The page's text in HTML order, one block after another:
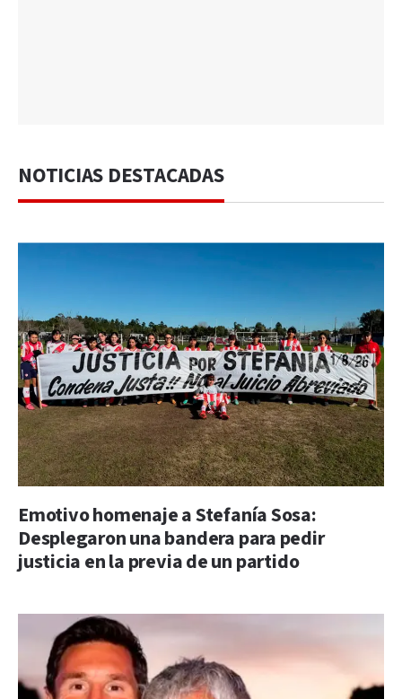
NOTICIAS DESTACADAS
Emotivo homenaje a Stefanía Sosa:
Desplegaron una bandera para pedir
justicia en la previa de un partido